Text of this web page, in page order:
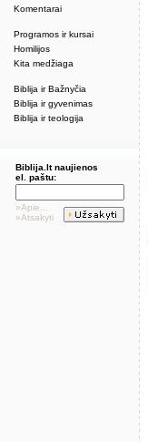
Komentarai
Programos ir kursai
Homilijos
Kita medžiaga
Biblija ir Bažnyčia
Biblija ir gyvenimas
Biblija ir teologija
Biblija.lt naujienos
el. paštu:
»Apie...
»Atsakyti